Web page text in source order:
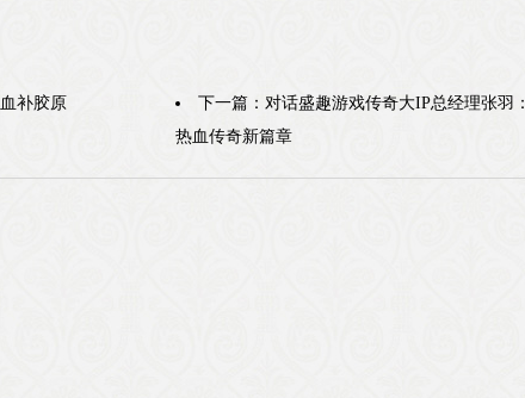
补胶原 下一篇： 对话盛趣游戏传奇大IP总经理张羽
热血传奇新篇章